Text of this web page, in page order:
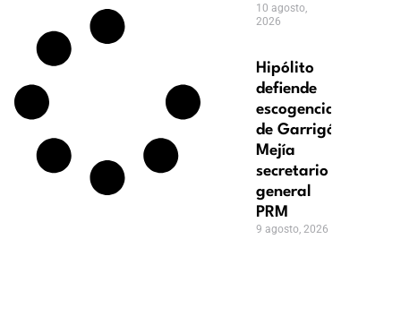
10 agosto,
2026
Hipólito
defiende
escogencia
de Garrigó
Mejía
secretario
general
PRM
9 agosto, 2026